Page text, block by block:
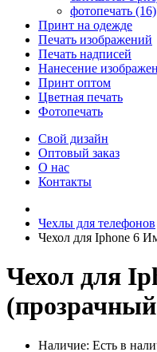
фотопечать (16)
Принт на одежде
Печать изображений
Печать надписей
Нанесение
Принт оптом
Цветная печать
Фотопечать
Свой дизайн
Оптовый заказ
О нас
Контакты
Чехлы для телефонов
Чехол для Iphone 6
Чехол для
(прозрачный
Наличие: Есть в